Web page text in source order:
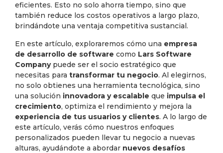
eficientes. Esto no solo ahorra tiempo, sino que
también reduce los costos operativos a largo plazo,
brindándote una ventaja competitiva sustancial.
En este artículo, exploraremos cómo una empresa
de desarrollo de software como Lars Software
Companypuede ser el socio estratégico que
necesitas para transformar tu negocio. Al elegirnos,
no solo obtienes una herramienta tecnológica, sino
una solución innovadora y escalable que impulsa el
crecimiento, optimiza el rendimiento y mejora la
experiencia de tus usuarios y clientes. A lo largo de
este artículo, verás cómo nuestros enfoques
personalizados pueden llevar tu negocio a nuevas
alturas, ayudándote a abordar nuevos desafíos